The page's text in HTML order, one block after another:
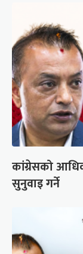
कांग्रेसको
सुनुवाइ गर्ने